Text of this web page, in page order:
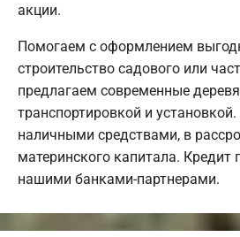
акции.
Помогаем с оформлением
строительство садового или
предлагаем современные
транспортировкой и
наличными средствами, в
материнского капитала. Кредит
нашими банками-партнерами.